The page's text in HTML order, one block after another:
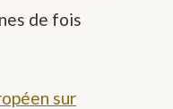
de fois
sur